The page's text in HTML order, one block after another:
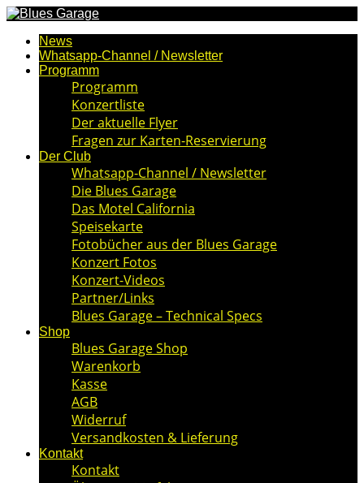
News
Whatsapp-Channel / Newsletter
Programm
Programm
Konzertliste
Der aktuelle Flyer
Fragen zur Karten-Reservierung
Der Club
Whatsapp-Channel / Newsletter
Die Blues Garage
Das Motel California
Speisekarte
Fotobücher aus der Blues Garage
Konzert Fotos
Konzert-Videos
Partner/Links
Blues Garage – Technical Specs
Shop
Blues Garage Shop
Warenkorb
Kasse
AGB
Widerruf
Versandkosten & Lieferung
Kontakt
Kontakt